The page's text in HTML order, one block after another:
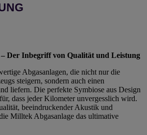
Der Inbegriff von Qualität und Leistung
Abgasanlagen, die nicht nur die
steigern, sondern auch einen
liefern. Die perfekte Symbiose aus Design
dass jeder Kilometer unvergesslich wird.
beeindruckender Akustik und
Milltek Abgasanlage das ultimative